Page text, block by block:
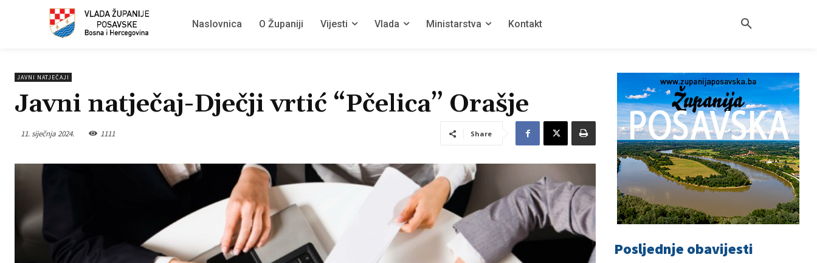
Naslovnica O Županiji Vijesti Vlada Ministarstva Kontakt
JAVNI NATJEČAJI
Javni natječaj-Dječji vrtić “Pčelica” Orašje
11. siječnja 2024. 1111 Share
Posljednje obavijesti